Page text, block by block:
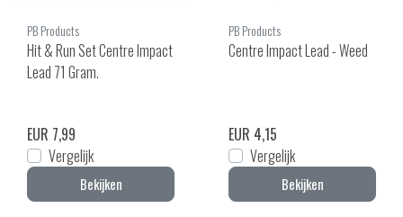
PB Products
Hit & Run Set Centre Impact
Lead 71 Gram.
EUR 7,99
Vergelijk
Bekijken
PB Products
Centre Impact Lead - Weed
EUR 4,15
Vergelijk
Bekijken